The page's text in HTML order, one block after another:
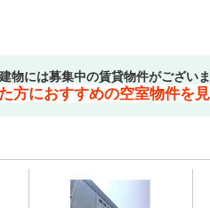
物には募集中の賃貸物件がございま
方におすすめの空室物件を